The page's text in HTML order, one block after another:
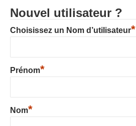
Nouvel utilisateur ?
Choisissez un Nom d’utilisateur*
Prénom*
Nom*